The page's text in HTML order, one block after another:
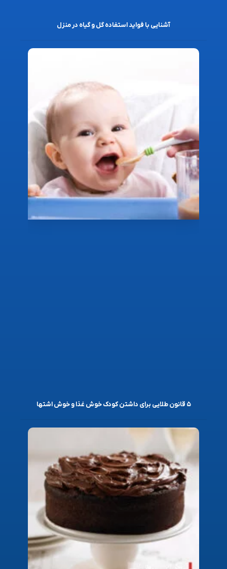
آشنایی با فواید استفاده گل و گیاه در منزل
۵ قانون طلایی برای داشتن کودک خوش غذا و خوش اشتها